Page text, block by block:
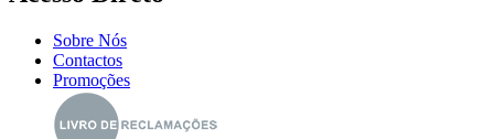
Sobre Nós
Contactos
Promoções